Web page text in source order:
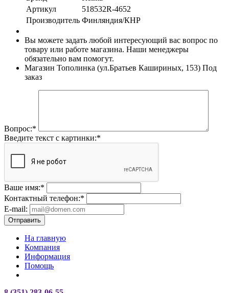
Артикул
518532R-4652
Производитель Финляндия/КНР
Вы можете задать любой интересующий вас вопрос по
товару или работе магазина. Наши менеджеры
обязательно вам помогут.
Магазин Тополинка (ул.Братьев Кашириных, 153) Под
заказ
Вопрос:*
Введите текст с картинки:*
Ваше имя:*
Контактный телефон:*
E-mail:
Отправить
На главную
Компания
Информация
Помощь